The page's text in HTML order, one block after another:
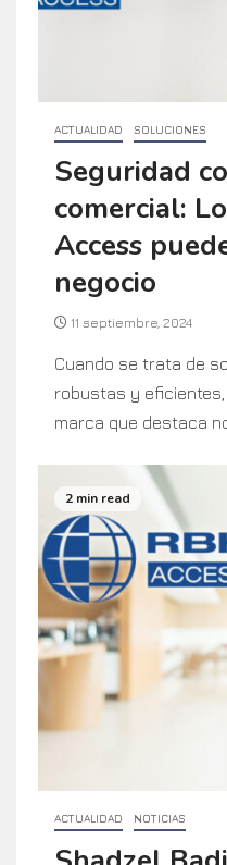
ACTUALIDAD SOLUCIONES
Seguridad
comercial:
Access
negocio
11 septiembre, 2024
Cuando se trata de
robustas y
marca que destaca no
2 min read
ACTUALIDAD NOTICIAS